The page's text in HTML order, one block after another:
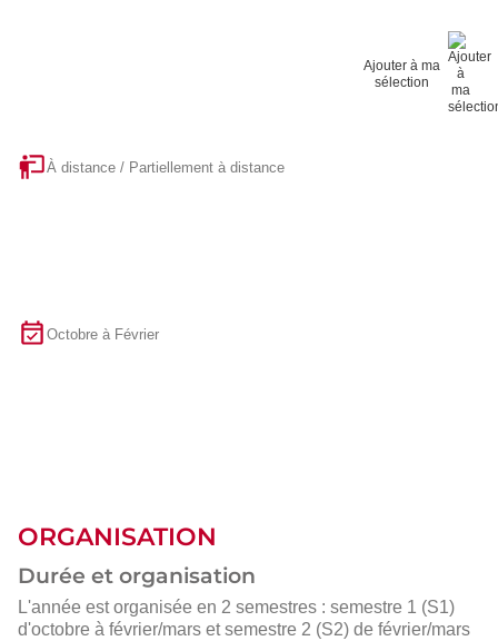
Ajouter à ma
sélection
À distance / Partiellement à distance
Octobre à Février
ORGANISATION
Durée et organisation
L'année est organisée en 2 semestres : semestre 1 (S1)
d'octobre à février/mars et semestre 2 (S2) de février/mars